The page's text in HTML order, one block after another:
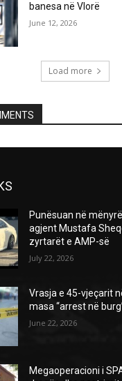
banesa në Vlorë
June 12, 2026
Load more
Punësuan në
agjent Mustafa
zyrtarët e AMP-së
July 22, 2026
Vrasja e 45-vjeçarit
masa “arrest në
June 22, 2026
Megaoperacioni i